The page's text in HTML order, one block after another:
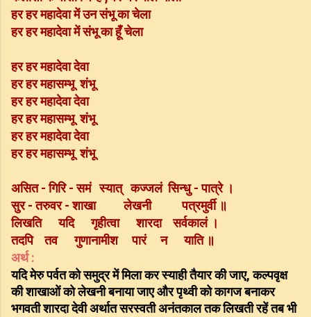
हर हर महादेवा में उन संभू का चेला
हर हर महादेवा में संभू का हूँ चेला
हर हर महादेवा देवा
हर हर महासम्भू शंभू
हर हर महादेवा देवा
हर हर महासम्भू शंभू
हर हर महादेवा देवा
हर हर महासम्भू शंभू
असित - गिरि - समं स्यात् कज्जलं सिन्धु - पात्रे ।
सुर - तरुवर - शाखा लेखनी पत्रमुर्वी ॥
लिखति यदि गृहीत्वा शारदा सर्वकालं ।
तदपि तव गुणानामीश पारं न याति ॥
अर्थ :
यदि मेरु पर्वत को समुद्र में मिला कर स्याही तैयार की जाए, कल्पवृक्ष
की शाखाओं को लेखनी बनाया जाए और पृथ्वी को कागज बनाकर
भगवती शारदा देवी अर्थात सरस्वती अनंतकाल तक लिखती रहें तब भी